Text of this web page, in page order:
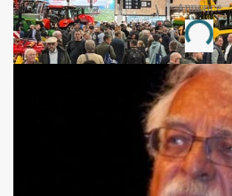
Annonce
Loading...